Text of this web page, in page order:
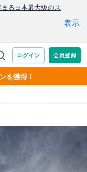
を獲得！